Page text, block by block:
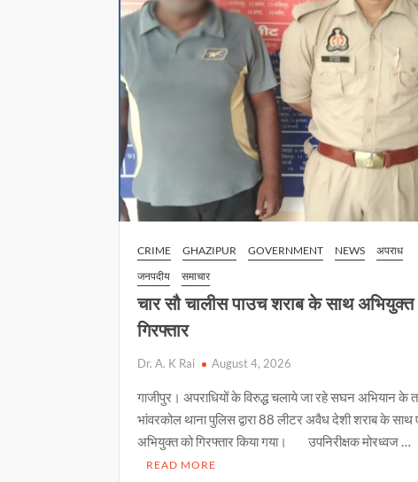
CRIME GHAZIPUR GOVERNMENT NEWS
अपराध
जनपदीय
समाचार
चार सौ चालीस पाउच शराब के साथ अभियुक्त
गिरफ्तार
Dr. A. K Rai August 4, 2026
गाजीपुर। अपराधियों के विरुद्ध चलाये जा रहे सघन अभियान के
भांवरकोल थाना पुलिस द्वारा 88 लीटर अवैध देशी शराब के
अभियुक्त को गिरफ्तार किया गया। उपनिरीक्षक मोरध्वज …
READ MORE